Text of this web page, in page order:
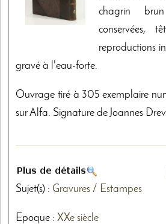
chagrin
conservées,
reproductions
gravé à l'eau-forte.
Ouvrage tiré à 305 exemplaire
sur Alfa. Signature de Joannes
Sujet(s) : Gravures / Estampes
Epoque : XXe siècle